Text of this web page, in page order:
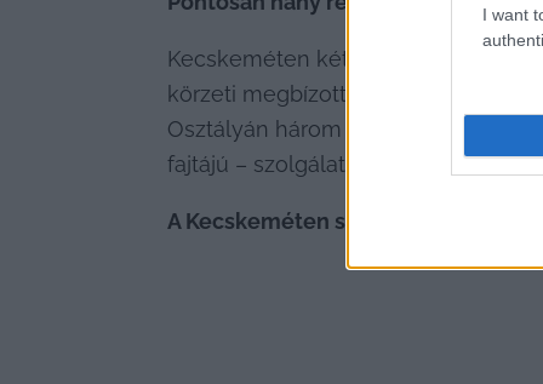
I want
Kecskeméten két egység dolgozik
körzeti megbízott lát el
Osztályán három bűnügyi
fajtájú – szolgálati ebet
A Kecskeméten szolgálatot